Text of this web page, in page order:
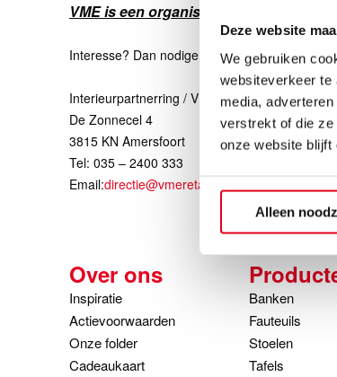
Deze website
We gebruiken
websiteverkeer te
media,
verstrekt of die
onze website blijft
Alleen
VME is een organisatie van, voor en
Interesse? Dan nodigen wij je van harte uit
Interieurpartnerring / VME Nederland BV
De Zonnecel 4
3815 KN Amersfoort
Tel: 035 – 2400 333
Email:directie@vmeretail.nl
Over ons
Inspiratie
Actievoorwaarden
Onze folder
Cadeaukaart
Banken
Fauteuils
Stoelen
Tafels